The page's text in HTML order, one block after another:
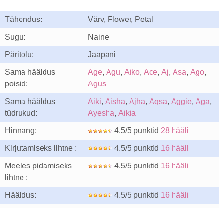
Tähendus: Värv, Flower, Petal
Sugu: Naine
Päritolu: Jaapani
Sama hääldus
poisid:
Age, Agu, Aiko, Ace, Aj, Asa, Ago,
Agus
Sama hääldus
tüdrukud:
Aiki, Aisha, Ajha, Aqsa, Aggie, Aga,
Ayesha, Aikia
Hinnang: 4.5/5 punktid 28 hääli
Kirjutamiseks lihtne : 4.5/5 punktid 16 hääli
Meeles pidamiseks
lihtne :
4.5/5 punktid 16 hääli
Hääldus: 4.5/5 punktid 16 hääli